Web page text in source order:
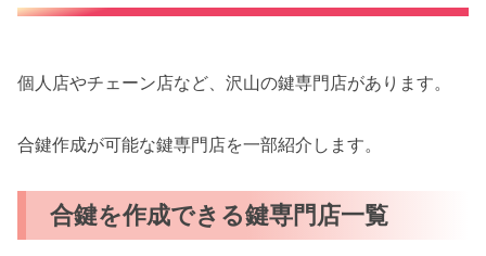
個人店やチェーン店など、沢山の鍵専門店があります。
合鍵作成が可能な鍵専門店を一部紹介します。
合鍵を作成できる鍵専門店一覧